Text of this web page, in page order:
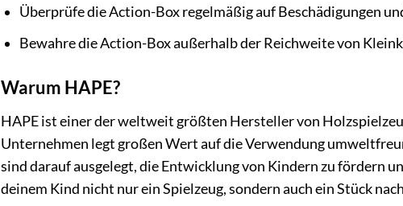
Überprüfe die Action-Box regelmäßig auf Beschädigungen
Bewahre die Action-Box außerhalb der Reichweite von
Warum HAPE?
HAPE ist einer der weltweit größten Hersteller von
Unternehmen legt großen Wert auf die Verwendung
sind darauf ausgelegt, die Entwicklung von Kindern zu fördern
deinem Kind nicht nur ein Spielzeug, sondern auch ein Stück